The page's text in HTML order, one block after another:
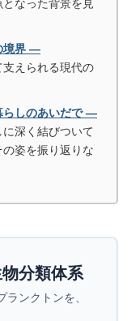
なった背景を見
境界 ―
えられる現代の
しのあいだで ―
深く結びついて
姿を振り返りな
分類体系
ンクトンを、